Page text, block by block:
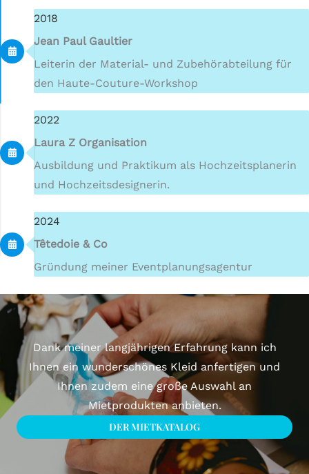
2018
Jean Paul Gaultier
Leiterin der Material- und Zubehörabteilung für
den Haute-Couture-Workshop
2022
Laura Z Organisation
Ausbildung und Praktikum als Hochzeitsplanerin
und Hochzeitsdesignerin.
2024
Têtedoie & Co
Gründung meiner Eventplanungsagentur
Dank meiner langjährigen Erfahrung kann ich
Ihnen ein wunderschönes Kleid anfertigen und
Ihnen zudem eine große Auswahl an
Mietprodukten anbieten.
DER MIETKATALOG